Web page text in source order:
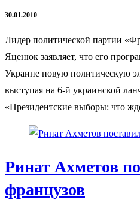
30.01.2010
Лидер политической партии
Яценюк заявляет, что его
Украине новую политическую
выступая на 6-й украинской
«Президентские выборы: что
Ринат Ахметов
французов